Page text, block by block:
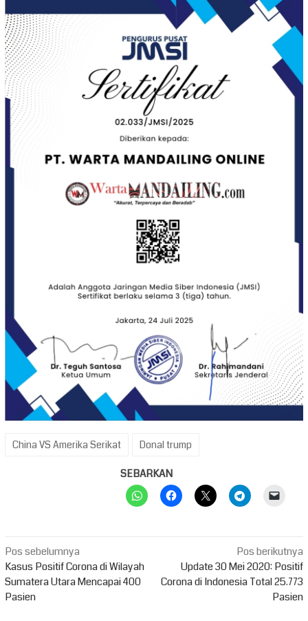
China VS Amerika Serikat Donal trump
SEBARKAN
Navigasi
pos
Pos sebelumnya
Kasus Positif Corona di Wilayah
Sumatera Utara Mencapai 400
Pasien
Pos berikutnya
Update 30 Mei 2020: Positif
Corona di Indonesia Total 25.773
Pasien